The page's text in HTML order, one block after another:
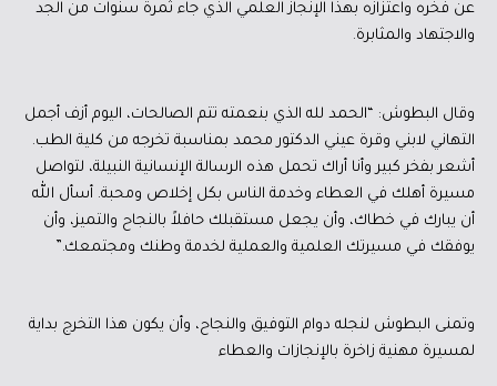
عن فخره واعتزازه بهذا الإنجاز العلمي الذي جاء ثمرة سنوات من الجد
والاجتهاد والمثابرة.
وقال البطوش: “الحمد لله الذي بنعمته تتم الصالحات، اليوم أزف أجمل
التهاني لابني وقرة عيني الدكتور محمد بمناسبة تخرجه من كلية الطب.
أشعر بفخر كبير وأنا أراك تحمل هذه الرسالة الإنسانية النبيلة، لتواصل
مسيرة أهلك في العطاء وخدمة الناس بكل إخلاص ومحبة. أسأل الله
أن يبارك في خطاك، وأن يجعل مستقبلك حافلاً بالنجاح والتميز، وأن
يوفقك في مسيرتك العلمية والعملية لخدمة وطنك ومجتمعك.”
وتمنى البطوش لنجله دوام التوفيق والنجاح، وأن يكون هذا التخرج بداية
لمسيرة مهنية زاخرة بالإنجازات والعطاء